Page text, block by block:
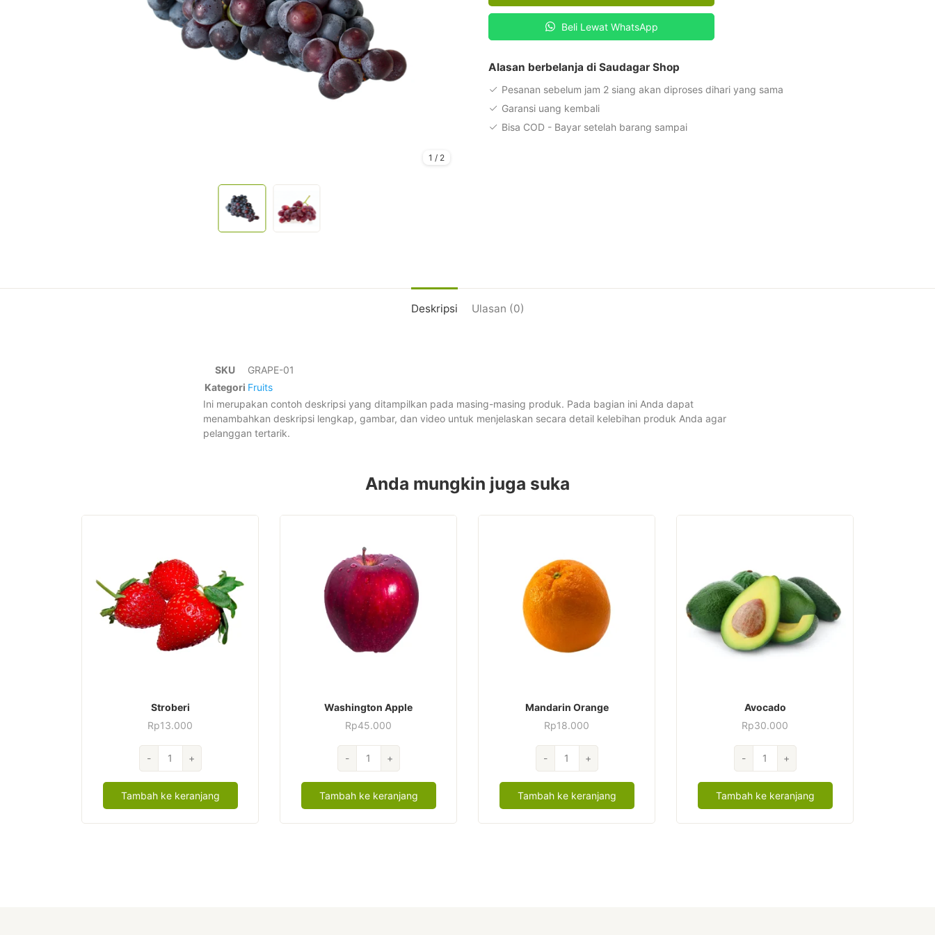
1 / 2
Beli Lewat WhatsApp
Alasan berbelanja di Saudagar Shop
Pesanan sebelum jam 2 siang akan diproses dihari yang sama
Garansi uang kembali
Bisa COD - Bayar setelah barang sampai
Deskripsi Ulasan (0)
SKU
GRAPE-01
Kategori Fruits
Ini merupakan contoh deskripsi yang ditampilkan pada masing-masing produk. Pada bagian ini Anda dapat
menambahkan deskripsi lengkap, gambar, dan video untuk menjelaskan secara detail kelebihan produk Anda agar
pelanggan tertarik.
Anda mungkin juga suka
Stroberi
Rp13.000
-
Kuantitas
Stroberi
+
Tambah ke keranjang
Washington Apple
Rp45.000
-
Kuantitas
Washington
Apple
+
Tambah ke keranjang
Mandarin Orange
Rp18.000
-
Kuantitas
Mandarin
Orange
+
Tambah ke keranjang
Avocado
Rp30.000
-
Kuantitas
Avocado
+
Tambah ke keranjang